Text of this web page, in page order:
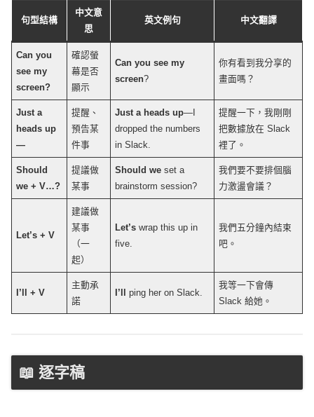
句型結構
中文意
思
英文例句 中文翻譯
Can you
see my
screen?
確認螢
幕是否
顯示
Can yousee my
screen?
你有看到我分享的
畫面嗎？
Just a
heads up
—
提醒、
預告某
件事
Just a heads up—I
dropped the numbers
inSlack
提醒一下，我剛剛
把數據放在Slack
裡了。
Should
we + V…?
提議做
某事
Should we set a
brainstorm session?
我們要不要排個腦
力激盪會議？
Let’s + V
建議做
某事
（一
起）
Let’s wrap this up in
five.
我們五分鐘內結束
吧。
I’ll + V
主動承
諾
I’ll ping her onSlack
我等一下會傳
Slack 給她。
📖 逐字稿